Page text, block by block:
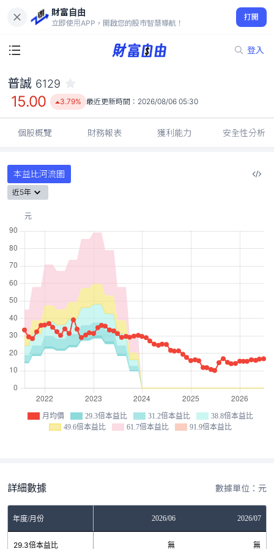
財富自由
立即使用APP，開啟您的股市智慧導航！
打開
登入
15.00
3.79%
普誠 6129
15.00 3.79% 最近更新時間： 2026/08/06 05:30
個股概覽 財務報表 獲利能力 安全性分析
本益比河流圖
近5年
月均價 29.3倍本益比 31.2倍本益比
38.8倍本益比
49.6倍本益比
61.7倍本益比 91.9倍本益比
詳細數據 數據單位：元
年度/月份 2026/06 2026/07
29.3倍本益比 無 無